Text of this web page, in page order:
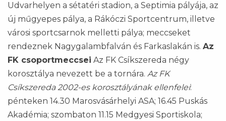
Udvarhelyen a sétatéri stadion, a Septimia pályája, az
új műgyepes pálya, a Rákóczi Sportcentrum, illetve
városi sportcsarnok melletti pálya; meccseket
rendeznek Nagygalambfalván és Farkaslakán is. Az
FK csoportmeccsei Az FK Csíkszereda négy
korosztálya nevezett be a tornára. Az FK
Csíkszereda 2002-es korosztályának ellenfelei:
pénteken 14.30 Marosvásárhelyi ASA; 16.45 Puskás
Akadémia; szombaton 11.15 Medgyesi Sportiskola;